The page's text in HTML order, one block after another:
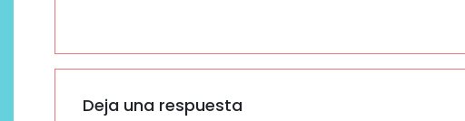
Deja una respuesta
sobre la nueva era del